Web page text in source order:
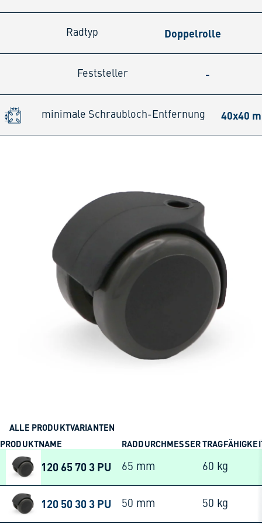
Radtyp Doppelrolle
Feststeller -
minimale Schraubloch-Entfernung 40x40
ALLE PRODUKTVARIANTEN
PRODUKTNAME
RADDURCHMESSER
120 65 70 3 PU 65 mm 60 kg
120 50 30 3 PU 50 mm 50 kg